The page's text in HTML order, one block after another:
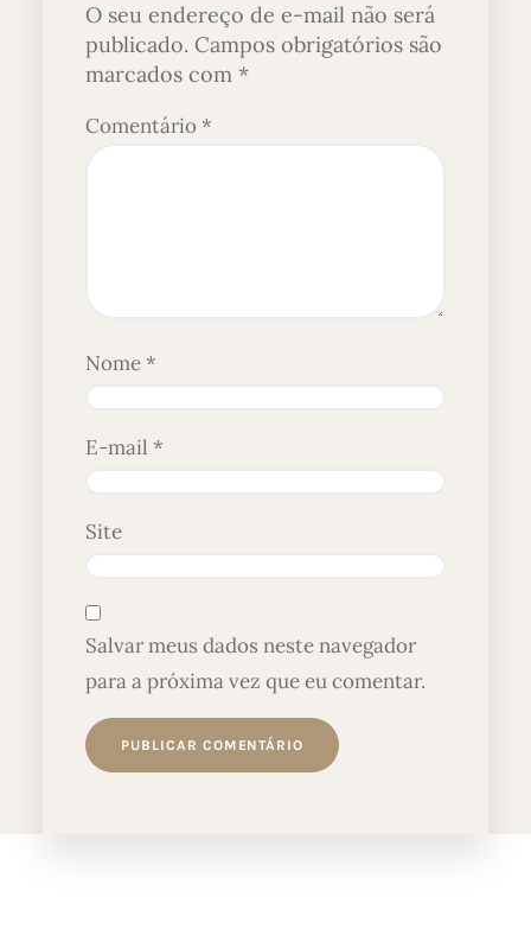
O seu endereço de e-mail não será
publicado. Campos obrigatórios são
marcados com *
Comentário*
Nome*
E-mail *
Site
Salvar meus dados neste navegador
para a próxima vez que eu comentar.